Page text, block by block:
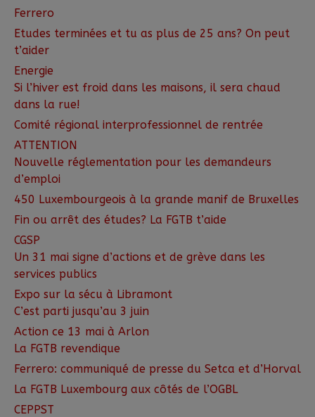
Ferrero
Etudes terminées et tu as plus de 25 ans? On peut
t’aider
Energie
Si l’hiver est froid dans les maisons, il sera chaud
dans la rue!
Comité régional interprofessionnel de rentrée
ATTENTION
Nouvelle réglementation pour les demandeurs
d’emploi
450 Luxembourgeois à la grande manif de Bruxelles
Fin ou arrêt des études? La FGTB t’aide
CGSP
Un 31 mai signe d’actions et de grève dans les
services publics
Expo sur la sécu à Libramont
C’est parti jusqu’au 3 juin
Action ce 13 mai à Arlon
La FGTB revendique
Ferrero: communiqué de presse du Setca et d’Horval
La FGTB Luxembourg aux côtés de l’OGBL
CEPPST